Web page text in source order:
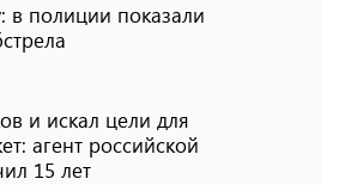
полиции показали
и искал цели для
агент российской
15 лет